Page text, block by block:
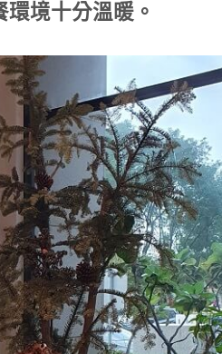
境十分溫暖。